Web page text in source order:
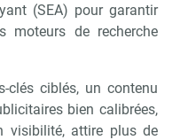
(SEA) pour garantir
moteurs de recherche
clés ciblés, un contenu
bien calibrées,
visibilité, attire plus de